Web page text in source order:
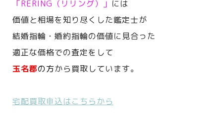
「RERING（リリング）」 には
価値と相場を知り尽くした鑑定士が
結婚指輪・婚約指輪の価値に見合った
適正な価格での査定をして
玉名郡の方から買取しています。
宅配買取申込はこちらから